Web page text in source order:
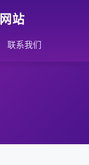
站
联系我们